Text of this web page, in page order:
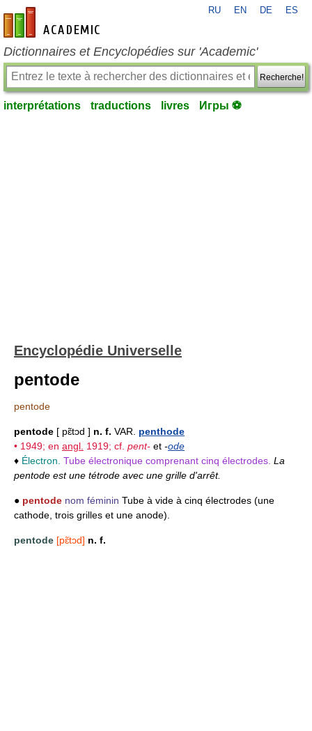
fr-academic.com
RU EN DE ES
Dictionnaires et Encyclopédies sur 'Academic'
Recherche!
interprétations traductions livres Игры ⚽
Encyclopédie Universelle
pentode
pentode
pentode [ pɛ̃tɔd ] n. f. VAR. penthode
• 1949; en angl. 1919; cf. pent- et -ode
♦ Électron. Tube électronique comprenant cinq électrodes. La
pentode est une tétrode avec une grille d'arrêt.
● pentode nom féminin Tube à vide à cinq électrodes (une
cathode, trois grilles et une anode).
pentode [pɛ̃tɔd] n. f.